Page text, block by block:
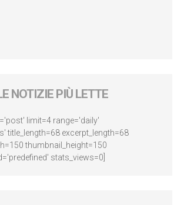
NOTIZIE PIÙ LETTE
limit=4 range='daily'
title_length=68 excerpt_length=68
thumbnail_height=150
stats_views=0]